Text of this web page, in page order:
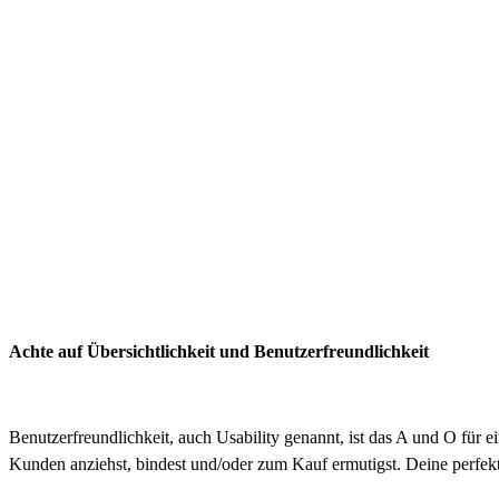
Achte auf Übersichtlichkeit und Benutzerfreundlichkeit
Benutzerfreundlichkeit, auch Usability genannt, ist das A und O für
Kunden anziehst, bindest und/oder zum Kauf ermutigst. Deine